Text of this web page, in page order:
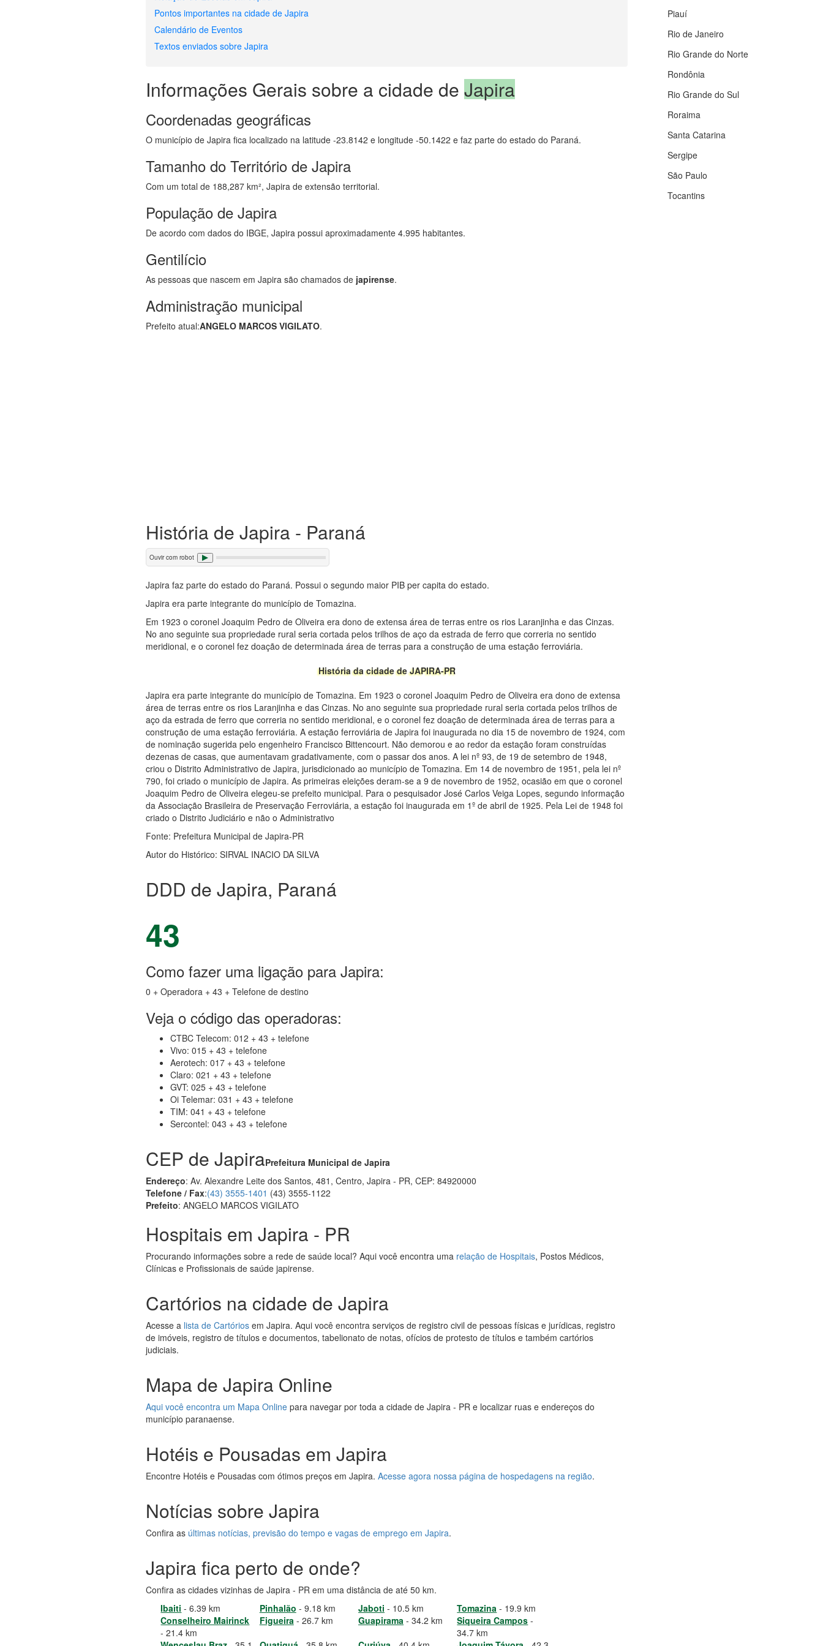
Pontos importantes na cidade de Japira
Calendário de Eventos
Textos enviados sobre Japira
Informações Gerais sobre a cidade deJapira
Coordenadas geográficas
O município de Japira fica localizado na latitude -23.8142 e longitude -50.1422 e faz parte do estado do Paraná.
Tamanho do Território de Japira
Com um total de 188,287 km², Japira de extensão territorial.
População de Japira
De acordo com dados do IBGE, Japira possui aproximadamente 4.995 habitantes.
Gentilício
As pessoas que nascem em Japira são chamados de japirense.
Administração municipal
Prefeito atual:ANGELO MARCOS VIGILATO.
História de Japira - Paraná
Ouvir com robot
Japira faz parte do estado do Paraná. Possui o segundo maior PIB per capita do estado.
Japira era parte integrante do município de Tomazina.
Em 1923 o coronel Joaquim Pedro de Oliveira era dono de extensa área de terras entre os rios Laranjinha e das Cinzas.
No ano seguinte sua propriedade rural seria cortada pelos trilhos de aço da estrada de ferro que correria no sentido
meridional, e o coronel fez doação de determinada área de terras para a construção de uma estação ferroviária.
História da cidade de JAPIRA-PR
Japira era parte integrante do município de Tomazina. Em 1923 o coronel Joaquim Pedro de Oliveira era dono de extensa
área de terras entre os rios Laranjinha e das Cinzas. No ano seguinte sua propriedade rural seria cortada pelos trilhos de
aço da estrada de ferro que correria no sentido meridional, e o coronel fez doação de determinada área de terras para a
construção de uma estação ferroviária. A estação ferroviária de Japira foi inaugurada no dia 15 de novembro de 1924, com
de nominação sugerida pelo engenheiro Francisco Bittencourt. Não demorou e ao redor da estação foram construídas
dezenas de casas, que aumentavam gradativamente, com o passar dos anos. A lei nº 93, de 19 de setembro de 1948,
criou o Distrito Administrativo de Japira, jurisdicionado ao município de Tomazina. Em 14 de novembro de 1951, pela lei nº
790, foi criado o município de Japira. As primeiras eleições deram-se a 9 de novembro de 1952, ocasião em que o coronel
Joaquim Pedro de Oliveira elegeu-se prefeito municipal. Para o pesquisador José Carlos Veiga Lopes, segundo informação
da Associação Brasileira de Preservação Ferroviária, a estação foi inaugurada em 1º de abril de 1925. Pela Lei de 1948 foi
criado o Distrito Judiciário e não o Administrativo
Fonte: Prefeitura Municipal de Japira-PR
Autor do Histórico: SIRVAL INACIO DA SILVA
DDD de Japira, Paraná
43
Como fazer uma ligação para Japira:
0 + Operadora + 43 + Telefone de destino
Veja o código das operadoras:
CTBC Telecom: 012 + 43 + telefone
Vivo: 015 + 43 + telefone
Aerotech: 017 + 43 + telefone
Claro: 021 + 43 + telefone
GVT: 025 + 43 + telefone
Oi Telemar: 031 + 43 + telefone
TIM: 041 + 43 + telefone
Sercontel: 043 + 43 + telefone
CEP de JapiraPrefeitura Municipal de Japira
Endereço: Av. Alexandre Leite dos Santos, 481, Centro, Japira - PR, CEP: 84920000
Telefone / Fax:(43) 3555-1401 (43) 3555-1122
Prefeito: ANGELO MARCOS VIGILATO
Hospitais em Japira - PR
Procurando informações sobre a rede de saúde local? Aqui você encontra uma relação de Hospitais, Postos Médicos,
Clínicas e Profissionais de saúde japirense.
Cartórios na cidade de Japira
Acesse a lista de Cartórios em Japira. Aqui você encontra serviços de registro civil de pessoas físicas e jurídicas, registro
de imóveis, registro de títulos e documentos, tabelionato de notas, ofícios de protesto de títulos e também cartórios
judiciais.
Mapa de Japira Online
Aqui você encontra um Mapa Online para navegar por toda a cidade de Japira - PR e localizar ruas e endereços do
município paranaense.
Hotéis e Pousadas em Japira
Encontre Hotéis e Pousadas com ótimos preços em Japira.Acesse agora nossa página de hospedagens na região.
Notícias sobre Japira
Confira as últimas notícias, previsão do tempo e vagas de emprego em Japira.
Japira fica perto de onde?
Confira as cidades vizinhas de Japira - PR em uma distância de até 50 km.
Ibaiti - 6.39 km Pinhalão - 9.18 km Jaboti - 10.5 km Tomazina - 19.9 km
Conselheiro Mairinck
- 21.4 km
Figueira- 26.7 km Guapirama - 34.2 km Siqueira Campos -
34.7 km
Piauí
Rio de Janeiro
Rio Grande do Norte
Rondônia
Rio Grande do Sul
Roraima
Santa Catarina
Sergipe
São Paulo
Tocantins